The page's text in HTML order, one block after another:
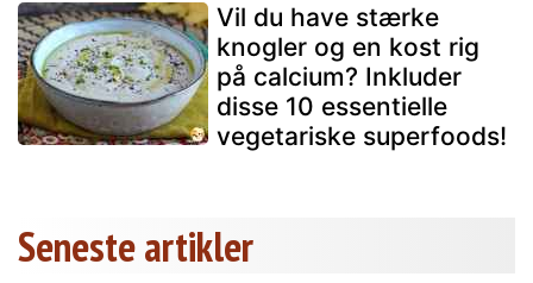
Vil du have stærke
knogler og en kost rig
på calcium? Inkluder
disse 10 essentielle
vegetariske superfoods!
Seneste artikler